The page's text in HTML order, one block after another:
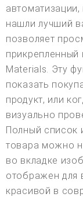
нашли лучший
позволяет
прикрепленный
Materials. Эту
показать
продукт, или
визуально
Полный список
товара можно
во вкладке
отображен для
красивой в